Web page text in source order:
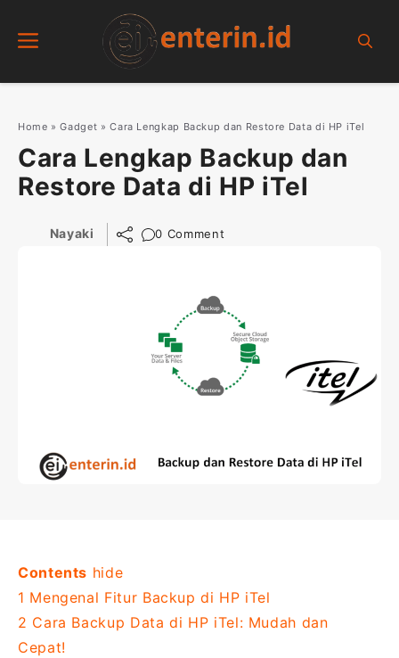
Menu
Home »Gadget »Cara Lengkap Backup dan Restore Data di HP iTel
Cara Lengkap Backup dan
Restore Data di HP iTel
Nayaki 0 Comment
Contents hide
1 Mengenal Fitur Backup di HP iTel
2 Cara Backup Data di HP iTel: Mudah dan
Cepat!